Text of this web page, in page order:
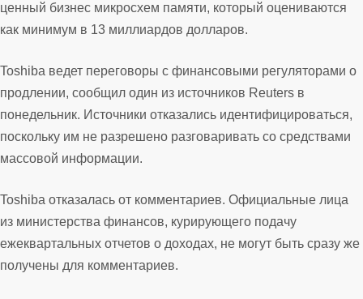
ценный бизнес микросхем памяти, который оцениваются
как минимум в 13 миллиардов долларов.
Toshiba ведет переговоры с финансовыми регуляторами о
продлении, сообщил один из источников Reuters в
понедельник. Источники отказались идентифицироваться,
поскольку им не разрешено разговаривать со средствами
массовой информации.
Toshiba отказалась от комментариев. Официальные лица
из министерства финансов, курирующего подачу
ежеквартальных отчетов о доходах, не могут быть сразу же
получены для комментариев.